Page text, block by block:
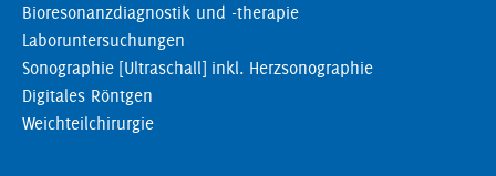
Bioresonanzdiagnostik und -therapie
Laboruntersuchungen
Sonographie [Ultraschall] inkl. Herzsonographie
Digitales Röntgen
Weichteilchirurgie